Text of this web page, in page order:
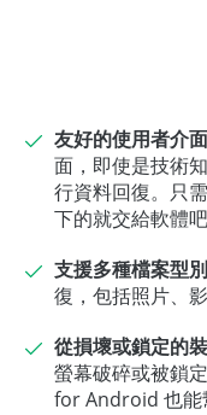
友好的使用者介面
面，即使是技術
行資料回復。只
下的就交給軟體吧
支援多種檔案型別
復，包括照片、
從損壞或鎖定的
螢幕破碎或被鎖
for Android 也能